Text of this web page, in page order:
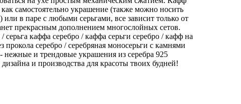
самостоятельно украшение (также можно носить
или в паре с любыми серьгами, все зависит только от
прекрасным дополнением многослойных сетов.
серьга каффа серебро / каффа серьги серебро / кафф на
прокола серебро / серебряная моносерьги с камнями
и трендовые украшения из серебра 925
и производства для красоты твоих будней!